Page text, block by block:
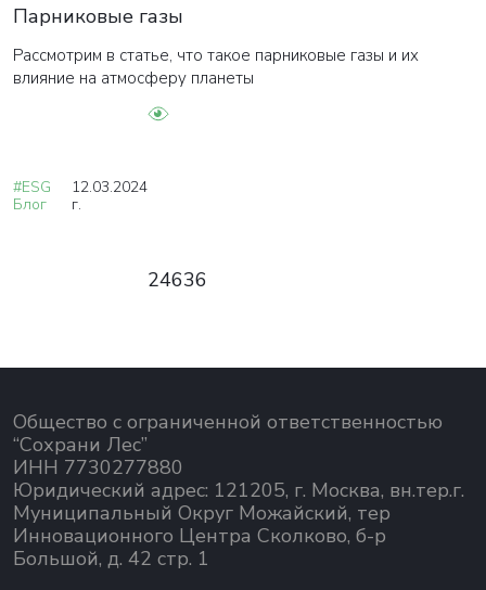
Парниковые газы
Рассмотрим в статье, что такое парниковые газы и их
влияние на атмосферу планеты
#ESG
Блог
12.03.2024
г.
24636
Общество с ограниченной ответственностью
“Сохрани Лес”
ИНН 7730277880
Юридический адрес: 121205, г. Москва, вн.тер.г.
Муниципальный Округ Можайский, тер
Инновационного Центра Сколково, б-р
Большой, д. 42 стр. 1